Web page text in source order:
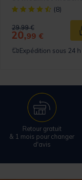
panier
[object Object] out of
(8)
Price reduced from
29,99 €to
20,99 €
Expédition sous 24 h
Retour gratuit
& 1 mois pour changer
d'avis